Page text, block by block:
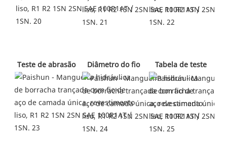
Teste de abrasão Diâmetro do fio Tabela de teste